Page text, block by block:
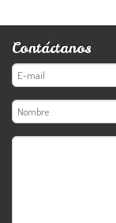
Contáctanos